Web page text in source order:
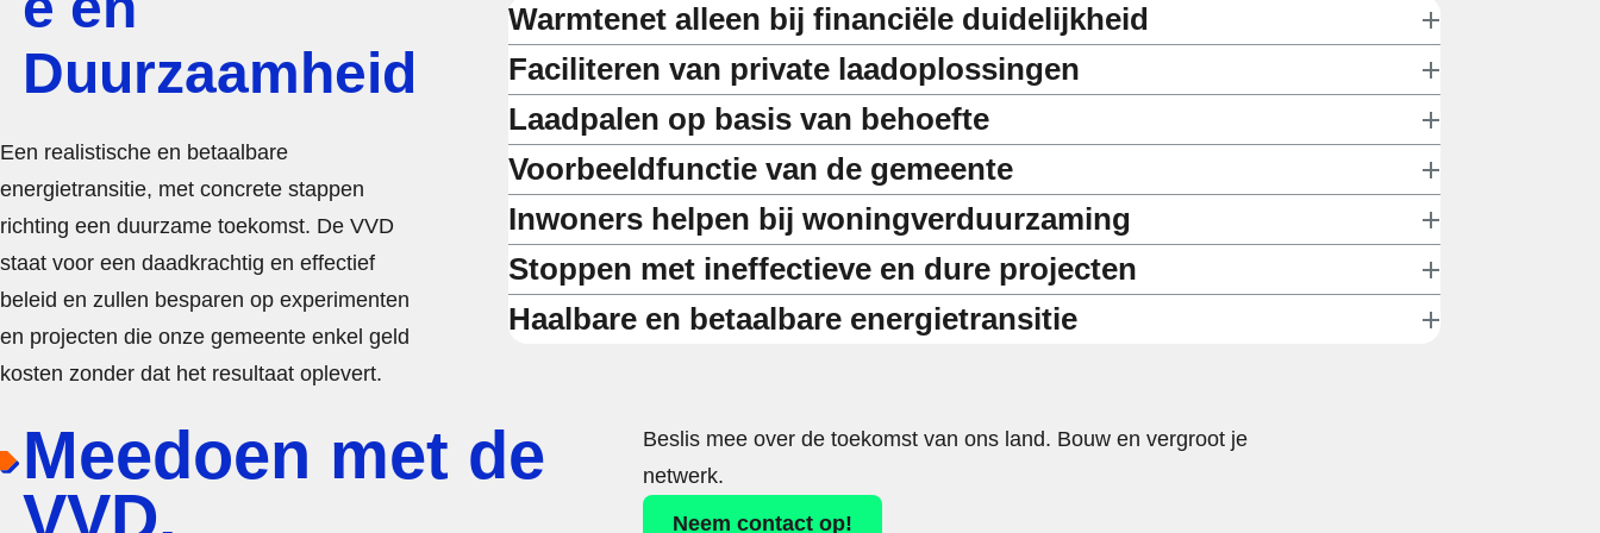
Duurzaamheid
Een realistische en betaalbare
energietransitie, met concrete stappen
richting een duurzame toekomst. De VVD
staat voor een daadkrachtig en effectief
beleid en zullen besparen op experimenten
en projecten die onze gemeente enkel geld
kosten zonder dat het resultaat oplevert.
Warmtenet alleen bij financiële duidelijkheid
Faciliteren van private laadoplossingen
Laadpalen op basis van behoefte
Voorbeeldfunctie van de gemeente
Inwoners helpen bij woningverduurzaming
Stoppen met ineffectieve en dure projecten
Haalbare en betaalbare energietransitie
Meedoen met de
Beslis mee over de toekomst van ons land. Bouw en vergroot je
netwerk.
Neem contact op!